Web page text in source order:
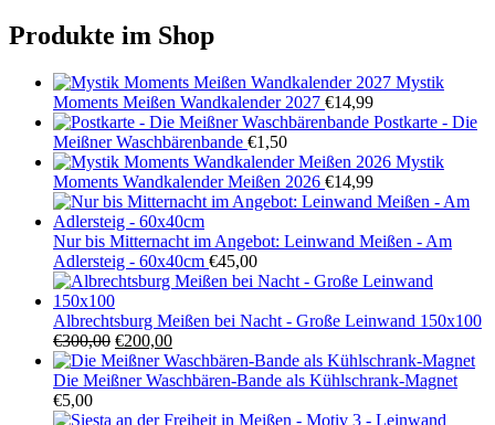
Produkte im Shop
Mystik
Moments Meißen Wandkalender 2027 €14,99
Postkarte - Die
Meißner Waschbärenbande €1,50
Mystik
Moments Wandkalender Meißen 2026 €14,99
Nur bis Mitternacht im Angebot: Leinwand Meißen - Am
Adlersteig - 60x40cm €45,00
Albrechtsburg Meißen bei Nacht - Große Leinwand 150x100
€300,00 Ursprünglicher
Preis
war:
€200,00Aktueller
Preis
ist:
Die Meißner Waschbären-Bande als Kühlschrank-Magnet
€5,00